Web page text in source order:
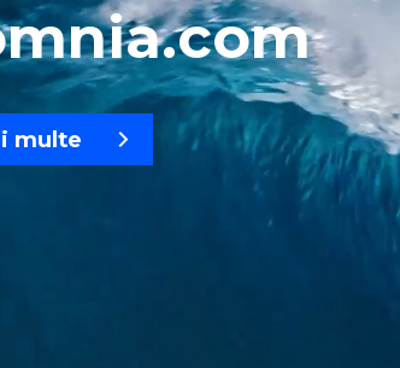
multe